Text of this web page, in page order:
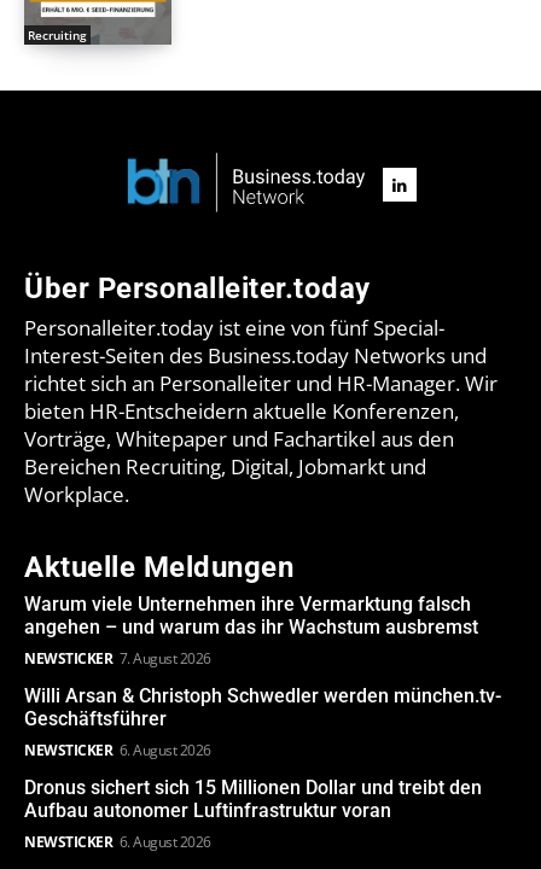
Recruiting
Über Personalleiter.today
Personalleiter.today ist eine von fünf Special-
Interest-Seiten des Business.today Networks und
richtet sich an Personalleiter und HR-Manager. Wir
bieten HR-Entscheidern aktuelle Konferenzen,
Vorträge, Whitepaper und Fachartikel aus den
Bereichen Recruiting, Digital, Jobmarkt und
Workplace.
Aktuelle Meldungen
Warum viele Unternehmen ihre Vermarktung falsch
angehen – und warum das ihr Wachstum ausbremst
NEWSTICKER 7. August 2026
Willi Arsan & Christoph Schwedler werden münchen.tv-
Geschäftsführer
NEWSTICKER 6. August 2026
Dronus sichert sich 15 Millionen Dollar und treibt den
Aufbau autonomer Luftinfrastruktur voran
NEWSTICKER 6. August 2026